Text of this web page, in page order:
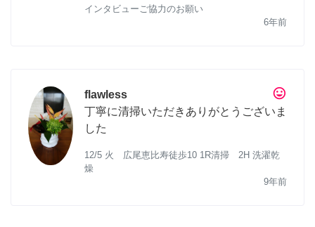
インタビューご協力のお願い
6年前
tag_faces
flawless
丁寧に清掃いただきありがとうございま
した
12/5 火 広尾恵比寿徒歩10 1R清掃 2H 洗濯乾
燥
9年前